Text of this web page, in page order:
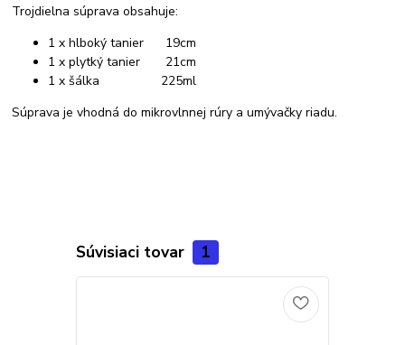
Trojdielna súprava obsahuje:
1 x hlboký tanier 19cm
1 x plytký tanier 21cm
1 x šálka 225ml
Súprava je vhodná do mikrovlnnej rúry a umývačky riadu.
Súvisiaci tovar 1